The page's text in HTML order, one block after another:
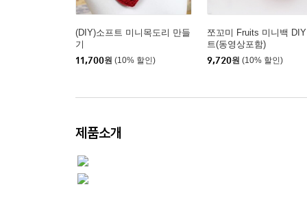
(DIY)소프트 미니목도리 만들
기
11,700원 (10% 할인)
쪼꼬미 Fruits 미니백
트(동영상포함)
9,720원 (10% 할인)
제품소개